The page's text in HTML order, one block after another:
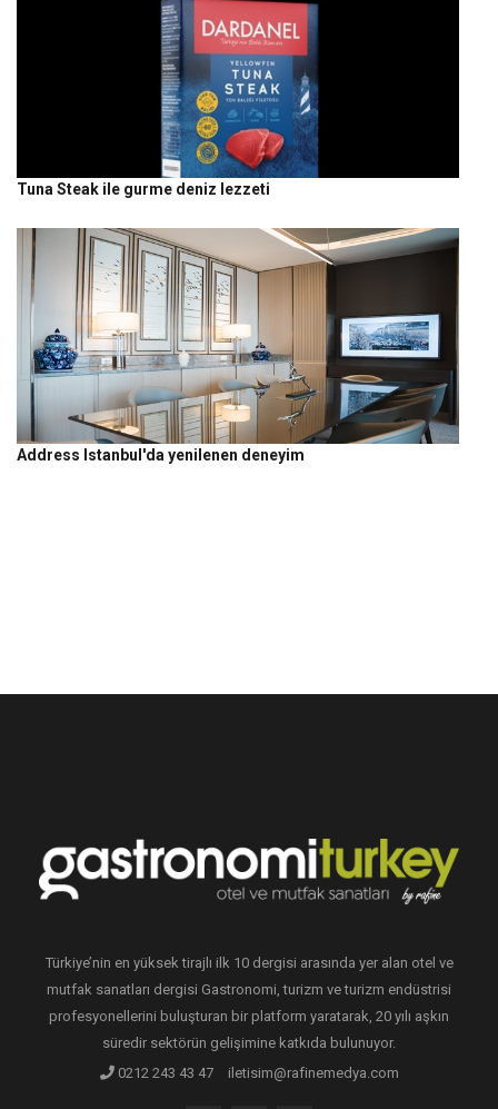
Tuna Steak ile gurme deniz lezzeti
Address Istanbul'da yenilenen deneyim
Türkiye’nin en yüksek tirajlı ilk 10 dergisi arasında yer alan otel ve
mutfak sanatları dergisi Gastronomi, turizm ve turizm endüstrisi
profesyonellerini buluşturan bir platform yaratarak, 20 yılı aşkın
süredir sektörün gelişimine katkıda bulunuyor.
0212 243 43 47
iletisim@rafinemedya.com